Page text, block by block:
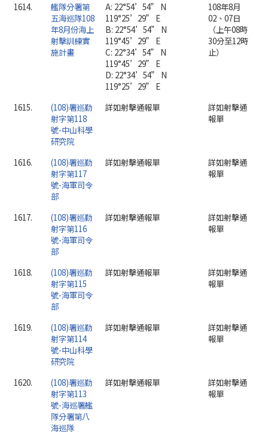
1614.
艦隊分署第
五海巡隊108
年8月份海上
射擊訓練實
施計畫
A: 22°54’54” N
119°25’29” E
B: 22°54’54” N
119°45’29” E
C: 22°34’54” N
119°45’29” E
D: 22°34’54” N
119°25’29” E
108年8月
02、07日
（上午08時
30分至12時
止）
1615.
(108)署巡勤
射字第118
號-中山科學
研究院
詳如射擊通報單
詳如射擊通
報單
1616.
(108)署巡勤
射字第117
號-海軍司令
部
詳如射擊通報單
詳如射擊通
報單
1617.
(108)署巡勤
射字第116
號-海軍司令
部
詳如射擊通報單
詳如射擊通
報單
1618.
(108)署巡勤
射字第115
號-海軍司令
部
詳如射擊通報單
詳如射擊通
報單
1619.
(108)署巡勤
射字第114
號-中山科學
研究院
詳如射擊通報單
詳如射擊通
報單
1620.
(108)署巡勤
射字第113
號-海巡署艦
隊分署第八
海巡隊
詳如射擊通報單
詳如射擊通
報單